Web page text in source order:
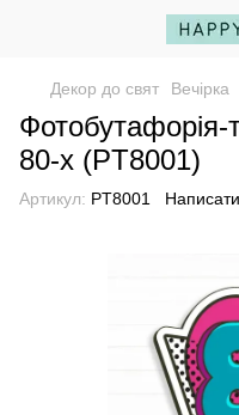
Декор до свят Вечірка
Фотобутафорія-
80-х (PT8001)
Артикул: PT8001 Написати